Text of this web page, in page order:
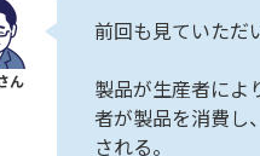
前回も見ていただ
製品が生産者によ
者が製品を消費し
される。